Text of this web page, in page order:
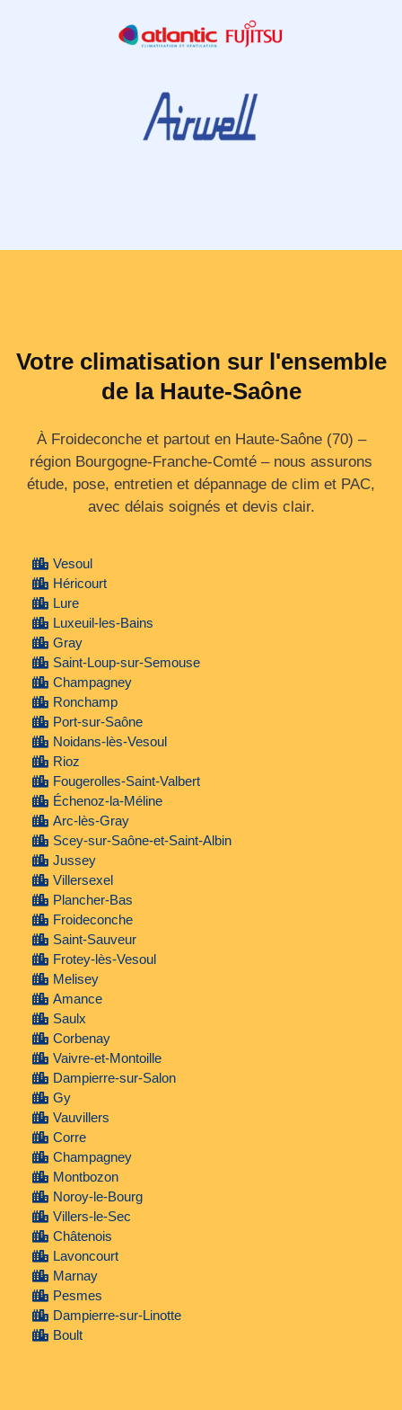
Votre climatisation sur l'ensemble
de la Haute-Saône
À Froideconche et partout en Haute‑Saône (70) –
région Bourgogne‑Franche‑Comté – nous assurons
étude, pose, entretien et dépannage de clim et PAC,
avec délais soignés et devis clair.
Vesoul
Héricourt
Lure
Luxeuil-les-Bains
Gray
Saint-Loup-sur-Semouse
Champagney
Ronchamp
Port-sur-Saône
Noidans-lès-Vesoul
Rioz
Fougerolles-Saint-Valbert
Échenoz-la-Méline
Arc-lès-Gray
Scey-sur-Saône-et-Saint-Albin
Jussey
Villersexel
Plancher-Bas
Froideconche
Saint-Sauveur
Frotey-lès-Vesoul
Melisey
Amance
Saulx
Corbenay
Vaivre-et-Montoille
Dampierre-sur-Salon
Gy
Vauvillers
Corre
Champagney
Montbozon
Noroy-le-Bourg
Villers-le-Sec
Châtenois
Lavoncourt
Marnay
Pesmes
Dampierre-sur-Linotte
Boult